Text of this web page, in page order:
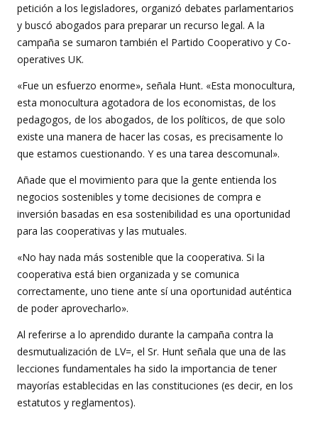
petición a los legisladores, organizó debates parlamentarios
y buscó abogados para preparar un recurso legal. A la
campaña se sumaron también el Partido Cooperativo y Co-
operatives UK.
«Fue un esfuerzo enorme», señala Hunt. «Esta monocultura,
esta monocultura agotadora de los economistas, de los
pedagogos, de los abogados, de los políticos, de que solo
existe una manera de hacer las cosas, es precisamente lo
que estamos cuestionando. Y es una tarea descomunal».
Añade que el movimiento para que la gente entienda los
negocios sostenibles y tome decisiones de compra e
inversión basadas en esa sostenibilidad es una oportunidad
para las cooperativas y las mutuales.
«No hay nada más sostenible que la cooperativa. Si la
cooperativa está bien organizada y se comunica
correctamente, uno tiene ante sí una oportunidad auténtica
de poder aprovecharlo».
Al referirse a lo aprendido durante la campaña contra la
desmutualización de LV=, el Sr. Hunt señala que una de las
lecciones fundamentales ha sido la importancia de tener
mayorías establecidas en las constituciones (es decir, en los
estatutos y reglamentos).